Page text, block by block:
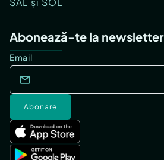
Abonează-te la newsletter
Email
Abonare